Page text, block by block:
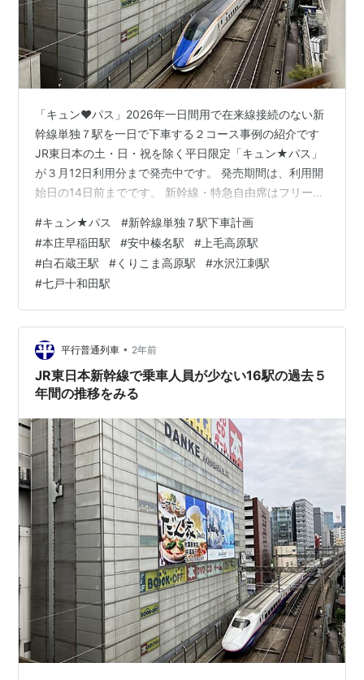
「キュン♥パス」2026年一日間用で在来線接続のない新
幹線単独７駅を一日で下車する２コース事例の紹介です
JR東日本の土・日・祝を除く平日限定「キュン★パス」
が３月12日利用分まで発売中です。 発売期間は、利用開
始日の14日前までです。 新幹線・特急自由席はフリー乗
て１万円は格安です。 さて、東北・上越・北陸新幹線の
駅は在来線と併設しているのが基本ですが、路線配置の
事情等から、在来線接続のない新幹線だけの単独駅も存
在します。 その新幹線だけの単独駅で乗り降りを体験し
てみるのも「キュン★パス」ならではの面白みの一つで
す。 新幹線だけの単独７駅と2…
#キュン★パス #新幹線単独７駅下車計画
#本庄早稲田駅 #安中榛名駅 # 上毛高原駅
#白石蔵王駅 #くりこま高原駅 #水沢江刺駅
#七戸十和田駅
平行普通列車 • 2年前
JR東日本新幹線で乗車人員が少ない16駅の過去５
年間の推移をみる